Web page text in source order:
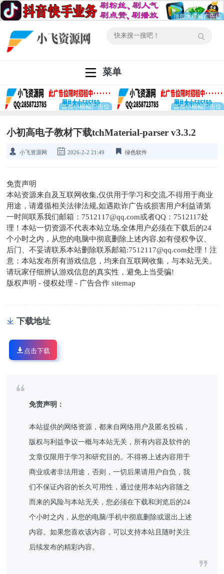
菜单
小初高电子教材下载tchMaterial-parser v3.3.2
小飞资源网 2026-2-2 21:49 绿色软件
免责声明
本站资源来自及互联网收集,仅供用于学习和交流,不得用于商业
用途，请遵循相关法律法规,如遇欺诈广告或损害用户利益请第
一时间联系我们邮箱：7512117@qq.com或者QQ：7512117处
理！本站一切资源不代表本站立场,全体用户必须在下载后的24
个小时之内，从您的电脑中彻底删除上述内容.如有侵权争议、
后门、不妥请联系本站删除联系邮箱:7512117@qq.com处理！注
意：本站发布所有游戏信息，均来自互联网收集，与本站无关。
请玩家仔细辨认游戏信息的真实性，避免上当受骗!
版权声明 - 侵权处理 - 广告合作 sitemap
下载地址
点击下载
免责声明：
本站提供的网络资源，都来自网络用户及匿名投稿，
版权与利益争议一概与本站无关，所有内容及软件的
文章仅限用于学习和研究目的。不得将上述内容用于
商业或者非法用途，否则，一切后果请用户自负，我
们不保证内容的长久可用性，通过使用本站内容随之
而来的风险与本站无关，您必须在下载和浏览后的24
个小时之内，从您的电脑/手机中彻底删除或退出上述
内容。如果您喜欢该内容，可以支持本站且随时关注
后续发布的精彩内容。